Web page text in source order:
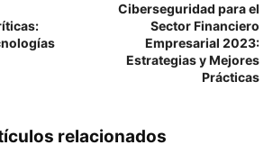
Ciberseguridad para el
Sector Financiero
Empresarial 2023:
Estrategias y Mejores
Prácticas
relacionados